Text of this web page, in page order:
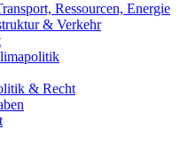
Ressourcen, Energie
& Verkehr
& Recht